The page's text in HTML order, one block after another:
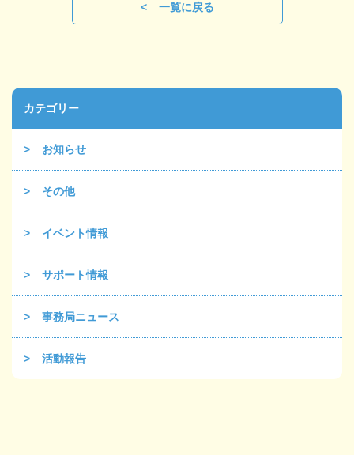
一覧に戻る
カテゴリー
お知らせ
その他
イベント情報
サポート情報
事務局ニュース
活動報告